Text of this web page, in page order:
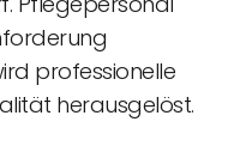
professionelle
herausgelöst.